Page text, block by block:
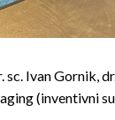
Ivan Gornik,
(inventivni